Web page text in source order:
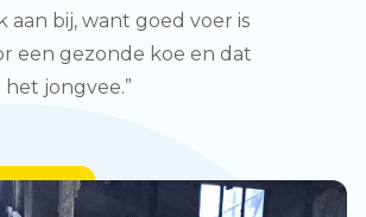
aan bij, want goed voer is
een gezonde koe en dat
jongvee.”